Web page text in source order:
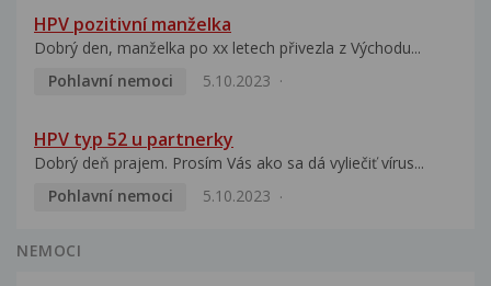
HPV pozitivní manželka
Dobrý den, manželka po xx letech přivezla z Východu...
Pohlavní nemoci
5.10.2023
HPV typ 52 u partnerky
Dobrý deň prajem. Prosím Vás ako sa dá vyliečiť vírus...
Pohlavní nemoci
5.10.2023
NEMOCI